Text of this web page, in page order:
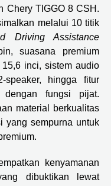
Chery TIGGO 8 CSH.
melalui 10 titik
Driving Assistance
suasana premium
inci, sistem audio
hingga fitur
dengan fungsi pijat.
material berkualitas
yang sempurna untuk
kenyamanan
dibuktikan lewat